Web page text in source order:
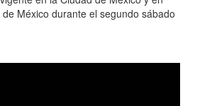
México durante el segundo sábado